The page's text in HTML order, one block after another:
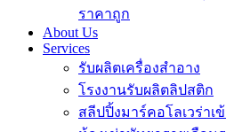
ราคาถูก
About Us
Services
รับผลิตเครื่องสำอาง
โรงงานรับผลิตลิปสติก
สลีปปิ้งมาร์คอโลเวร่าเ